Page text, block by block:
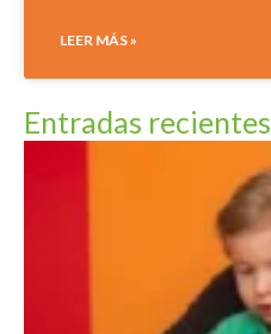
LEER MÁS »
Entradas recientes